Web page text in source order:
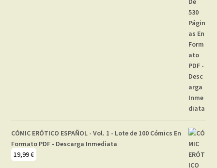
CÓMIC ERÓTICO ESPAÑOL - Vol. 1 - Lote de 100 Cómics En
Formato PDF - Descarga Inmediata
19,99€